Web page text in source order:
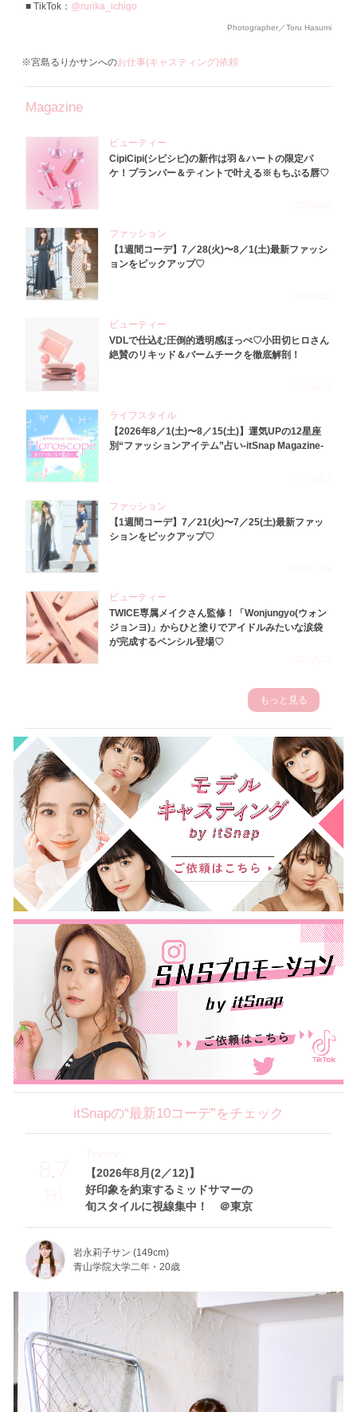
TikTok： @rurika_ichigo
Photographer／Toru Hasumi
※宮島るりかサンへのお仕事(キャスティング)依頼
Magazine
ビューティー
CipiCipi(シピシピ)の新作は羽＆ハートの限定パ
ケ！プランパー＆ティントで叶える※もちぷる唇♡
ファッション
【1週間コーデ】7／28(火)〜8／1(土)最新ファッシ
ョンをピックアップ♡
ビューティー
VDLで仕込む圧倒的透明感ほっぺ♡小田切ヒロさん
絶賛のリキッド＆バームチークを徹底解剖！
ライフスタイル
【2026年8／1(土)〜8／15(土)】運気UPの12星座
別“ファッションアイテム”占い-itSnap Magazine-
ファッション
【1週間コーデ】7／21(火)〜7／25(土)最新ファッ
ションをピックアップ♡
ビューティー
TWICE専属メイクさん監修！「Wonjungyo(ウォン
ジョンヨ)」からひと塗りでアイドルみたいな涙袋
が完成するペンシル登場♡
もっと見る
itSnapの“最新10コーデ”をチェック
8.7
Fri
【2026年8月(2／12)】
好印象を約束するミッドサマーの
旬スタイルに視線集中！ ＠東京
Theme
岩永莉子サン (149cm)
青山学院大学二年・20歳